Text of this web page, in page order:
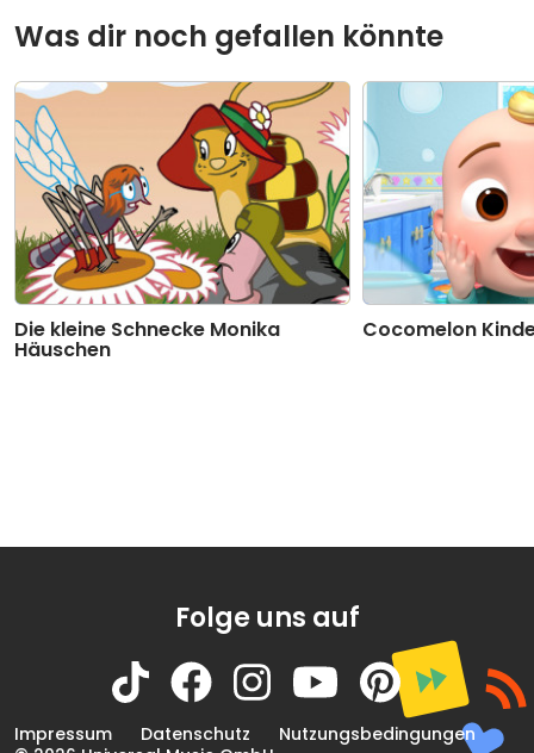
Was dir noch gefallen könnte
Die kleine Schnecke Monika
Häuschen
Cocomelon
Folge uns auf
Impressum Datenschutz
Nutzungsbedingungen